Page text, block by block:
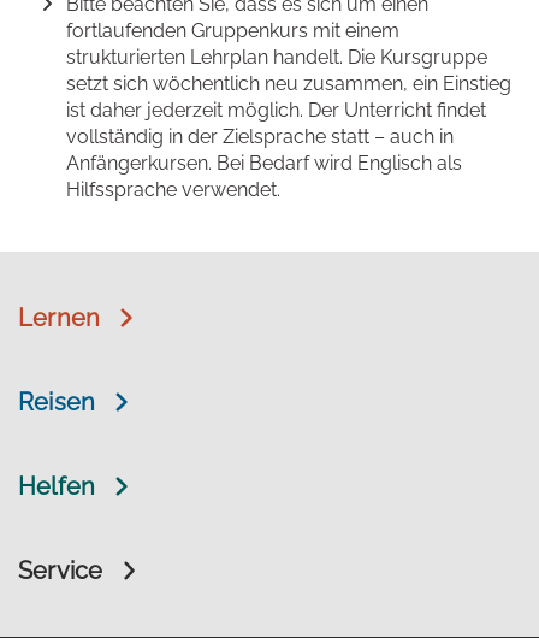
fortlaufenden Gruppenkurs mit einem
strukturierten Lehrplan handelt. Die Kursgruppe
setzt sich wöchentlich neu zusammen, ein Einstieg
ist daher jederzeit möglich. Der Unterricht findet
vollständig in der Zielsprache statt – auch in
Anfängerkursen. Bei Bedarf wird Englisch als
Hilfssprache verwendet.
Lernen
Reisen
Helfen
Service